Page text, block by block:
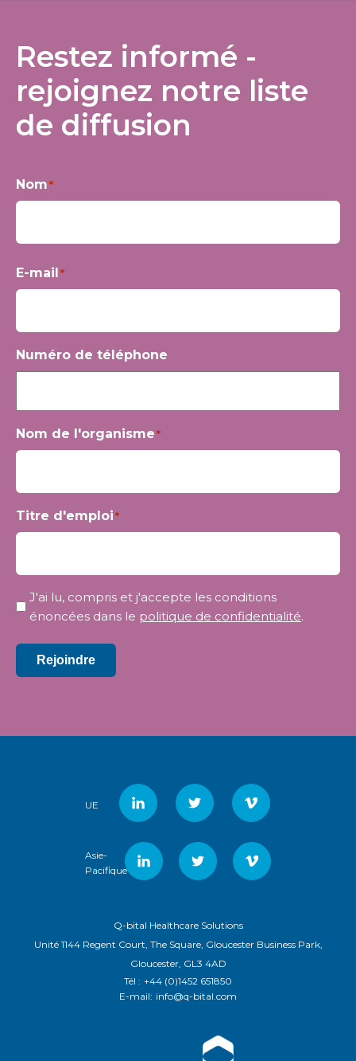
Restez informé -
rejoignez notre liste
de diffusion
Nom*
E-mail*
Numéro de téléphone
Nom de l'organisme*
Titre d'emploi*
Confidentialité *
J'ai lu, compris et j'accepte les conditions
énoncées dans le politique de confidentialité.
Rejoindre
UE
Asie-
Pacifique
Q-bital Healthcare Solutions
Unité 1144 Regent Court, The Square, Gloucester Business Park,
Gloucester, GL3 4AD
Tél : +44 (0)1452 651850
E-mail: info@q-bital.com